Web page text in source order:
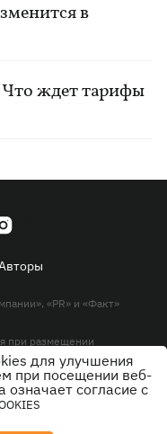
в
ждет тарифы
«PR» и «Факт»
при размещении
абзаце.для улучшения
при посещении веб-
означает согласие с